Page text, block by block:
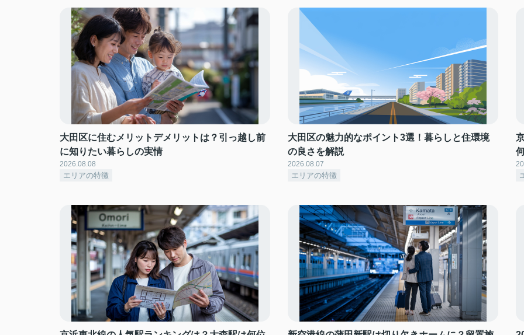
大田区に住むメリットデメリットは？引っ越し前
に知りたい暮らしの実情
2026.08.08
エリアの特徴
大田区の魅力的なポイント3選！暮らしと住環境
の良さを解説
2026.08.07
エリアの特徴